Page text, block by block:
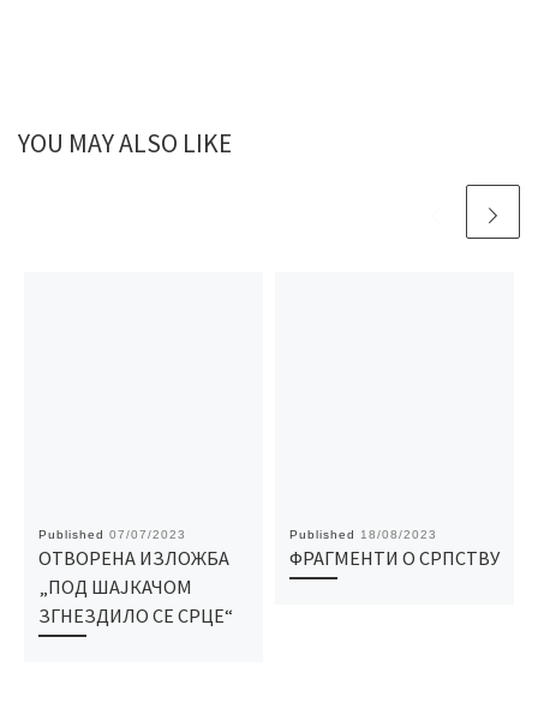
YOU MAY ALSO LIKE
Published 07/07/2023
ОТВОРЕНА ИЗЛОЖБА
„ПОД ШАЈКАЧОМ
ЗГНЕЗДИЛО СЕ СРЦЕ“
Published 18/08/2023
ФРАГМЕНТИ О СРПСТВУ